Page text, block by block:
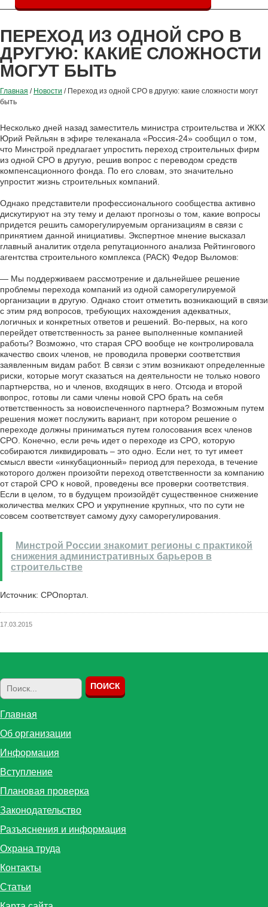
ПЕРЕХОД ИЗ ОДНОЙ СРО В
ДРУГУЮ: КАКИЕ СЛОЖНОСТИ
МОГУТ БЫТЬ
Главная / Новости / Переход из одной СРО в другую: какие сложности могут
быть
Несколько дней назад заместитель министра строительства и ЖКХ
Юрий Рейльян в эфире телеканала «Россия-24» сообщил о том,
что Минстрой предлагает упростить переход строительных фирм
из одной СРО в другую, решив вопрос с переводом средств
компенсационного фонда. По его словам, это значительно
упростит жизнь строительных компаний.
Однако представители профессионального сообщества активно
дискутируют на эту тему и делают прогнозы о том, какие вопросы
придется решить саморегулируемым организациям в связи с
принятием данной инициативы. Экспертное мнение высказал
главный аналитик отдела репутационного анализа Рейтингового
агентства строительного комплекса (РАСК) Федор Выломов:
— Мы поддерживаем рассмотрение и дальнейшее решение
проблемы перехода компаний из одной саморегулируемой
организации в другую. Однако стоит отметить возникающий в связи
с этим ряд вопросов, требующих нахождения адекватных,
логичных и конкретных ответов и решений. Во-первых, на кого
перейдет ответственность за ранее выполненные компанией
работы? Возможно, что старая СРО вообще не контролировала
качество своих членов, не проводила проверки соответствия
заявленным видам работ. В связи с этим возникают определенные
риски, которые могут сказаться на деятельности не только нового
партнерства, но и членов, входящих в него. Отсюда и второй
вопрос, готовы ли сами члены новой СРО брать на себя
ответственность за новоиспеченного партнера? Возможным путем
решения может послужить вариант, при котором решение о
переходе должны приниматься путем голосования всех членов
СРО. Конечно, если речь идет о переходе из СРО, которую
собираются ликвидировать – это одно. Если нет, то тут имеет
смысл ввести «инкубационный» период для перехода, в течение
которого должен произойти переход ответственности за компанию
от старой СРО к новой, проведены все проверки соответствия.
Если в целом, то в будущем произойдёт существенное снижение
количества мелких СРО и укрупнение крупных, что по сути не
совсем соответствует самому духу саморегулирования.
Минстрой России знакомит регионы с практикой
снижения административных барьеров в
строительстве
Источник: СРОпортал.
17.03.2015
Главная
Об организации
Информация
Вступление
Плановая проверка
Законодательство
Разъяснения и информация
Охрана труда
Контакты
Статьи